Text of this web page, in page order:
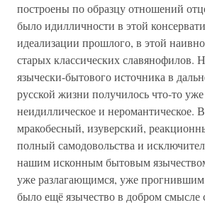
построены по образцу отношений
было идилличности в этой
идеализации прошлого, в этой
старых классических славянофилов.
язычески-бытового источника в
русской жизни получилось что-то
неидиллическое и неромантическое.
мракобесный, изуверский,
полный самодовольства и
нашим исконным бытовым
уже разлагающимся, уже
было ещё язычество в добром смысле